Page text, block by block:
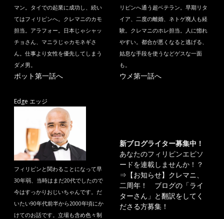
マン。タイでの起業に成功し、続い
てはフィリピンへ。クレマニのカモ
担当。アラフォー。日本じゃシャッ
チョさん、マニラじゃカモネギさ
ん。仕事より女性を優先してしまう
ダメ男。
ポット第一話へ
リピンへ通う超ベテラン。早期リタ
イア、二度の離婚、ネトゲ廃人も経
験。クレマニのホレ担当。人に惚れ
やすい。都合が悪くなると逃げる、
姑息な手段を使うなどゲスな一面
も。
ウメ第一話へ
Edge エッジ
フィリピンと関わることになって早
30年弱、当時はまだ20代でしたので
今はすっかりおじいちゃんです。だ
いたい90年代前半から2000年頃にか
けてのお話です。立場も含め色々制
新ブログライター募集中！
あなたのフィリピンエピソ
ードを連載しませんか！？
⇒ 【お知らせ】クレマニ、
二周年！ ブログの「ライ
ターさん」と翻訳をしてく
ださる方募集！